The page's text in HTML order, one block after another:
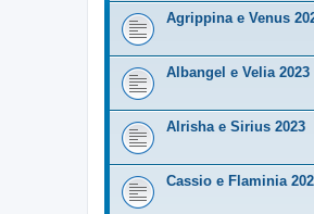
Agrippina e Venus
Albangel e Velia 2023
Alrisha e Sirius 2023
Cassio e Flaminia